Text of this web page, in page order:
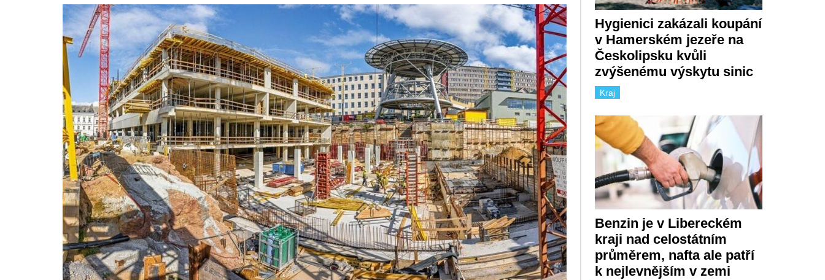
Hygienici zakázali koupání
v Hamerském jezeře na
Českolipsku kvůli
zvýšenému výskytu sinic
Kraj
Benzin je v Libereckém
kraji nad celostátním
průměrem, nafta ale patří
k nejlevnějším v zemi